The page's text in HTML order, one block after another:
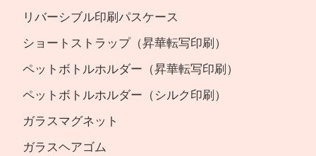
リバーシブル印刷パスケース
ショートストラップ（昇華転写印刷）
ペットボトルホルダー（昇華転写印刷）
ペットボトルホルダー（シルク印刷）
ガラスマグネット
ガラスヘアゴム